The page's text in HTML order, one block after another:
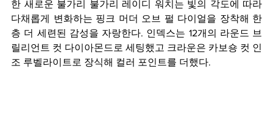
한 새로운 불가리 불가리 레이디 워치는 빛의 각도에 따라
다채롭게 변화하는 핑크 머더 오브 펄 다이얼을 장착해 한
층 더 세련된 감성을 자랑한다. 인덱스는 12개의 라운드 브
릴리언트 컷 다이아몬드로 세팅했고 크라운은 카보숑 컷 인
조 루벨라이트로 장식해 컬러 포인트를 더했다.